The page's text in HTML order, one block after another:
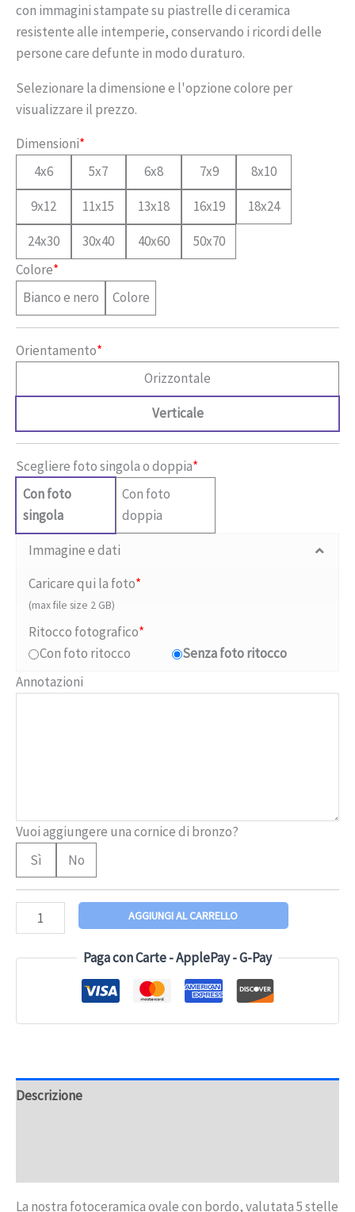
con immagini stampate su piastrelle di ceramica
resistente alle intemperie, conservando i ricordi delle
persone care defunte in modo duraturo.
Selezionare la dimensione e l'opzione colore per
visualizzare il prezzo.
*
Dimensioni
4x6
5x7 6x8 7x9
8x10
9x12
11x15 13x18 16x19
18x24
24x30
30x40 40x60
50x70
*
Colore
Bianco e nero
Colore
*
Orientamento
Orizzontale
Verticale
*
Scegliere foto singola o doppia
Con foto
singola
Con foto
doppia
Immagine e dati
*
Caricare qui la foto
(max file size 2 GB)
*
Ritocco fotografico
Con foto ritocco
Senza foto ritocco
Annotazioni
Vuoi aggiungere una cornice di bronzo?
Sì
No
AGGIUNGI AL CARRELLO
Paga con Carte - ApplePay - G-Pay
Descrizione
La nostra fotoceramica ovale con bordo, valutata 5 stelle